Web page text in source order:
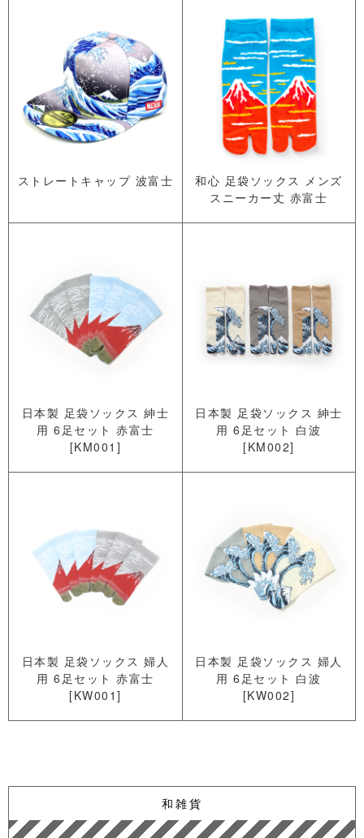
ストレートキャップ 波富士
和心 足袋ソックス メンズ
スニーカー丈 赤富士
日本製 足袋ソックス 紳士
用 6足セット 赤富士
[KM001]
日本製 足袋ソックス 紳士
用 6足セット 白波
[KM002]
日本製 足袋ソックス 婦人
用 6足セット 赤富士
[KW001]
日本製 足袋ソックス 婦人
用 6足セット 白波
[KW002]
和雑貨